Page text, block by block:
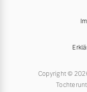
Copyright ©